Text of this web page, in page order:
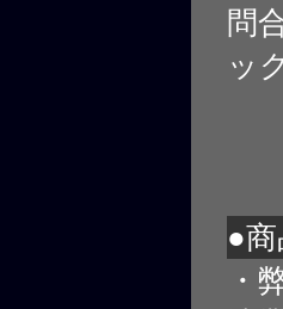
問
ッ
●
・